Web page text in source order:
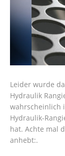
Leider wurde
Hydraulik
wahrscheinlich
Hydraulik-
hat. Achte mal
anhebt:.